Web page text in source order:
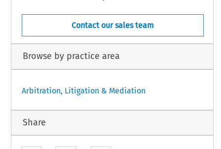
Contact our sales team
Browse by practice area
Arbitration, Litigation & Mediation
Share